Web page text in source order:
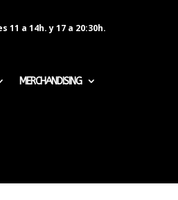
11 a 14h. y 17 a 20:30h.
MERCHANDISING